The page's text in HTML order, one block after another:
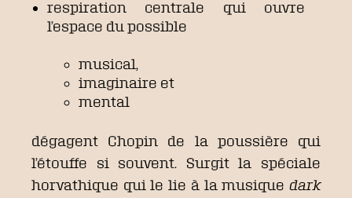
respiration centrale qui ouvre
l’espace du possible
musical,
imaginaire et
mental
dégagent Chopin de la poussière qui
l’étouffe si souvent. Surgit la spéciale
horvathique qui le lie à la musique dark